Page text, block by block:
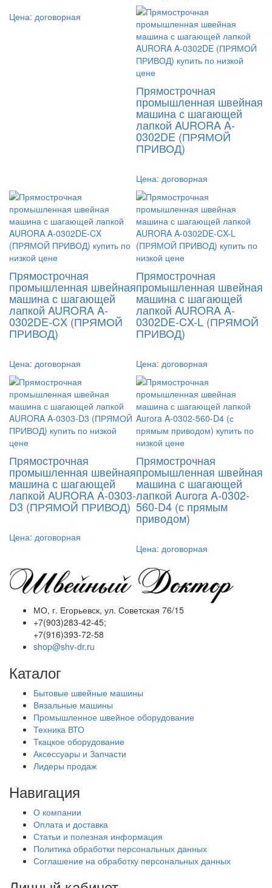
Цена: договорная
Прямострочная
промышленная швейная
машина с шагающей
лапкой AURORA A-
0302DE (ПРЯМОЙ
ПРИВОД)
Цена: договорная
Прямострочная
промышленная швейная
машина с шагающей
лапкой AURORA A-
0302DE-CX (ПРЯМОЙ
ПРИВОД)
Цена: договорная
Прямострочная
промышленная швейная
машина с шагающей
лапкой AURORA A-
0302DE-CX-L (ПРЯМОЙ
ПРИВОД)
Цена: договорная
Прямострочная
промышленная швейная
машина с шагающей
лапкой AURORA A-0303-
D3 (ПРЯМОЙ ПРИВОД)
Цена: договорная
Прямострочная
промышленная швейная
машина с шагающей
лапкой Aurora A-0302-
560-D4 (с прямым
приводом)
Цена: договорная
МО, г. Егорьевск, ул. Советская 76/15
+7(903)283-42-45;
+7(916)393-72-58
shop@shv-dr.ru
Каталог
Бытовые швейные машины
Вязальные машины
Промышленное швейное оборудование
Техника ВТО
Ткацкое оборудование
Аксессуары и Запчасти
Лидеры продаж
Навигация
О компании
Оплата и доставка
Статьи и полезная информация
Политика обработки персональных данных
Соглашение на обработку персональных данных